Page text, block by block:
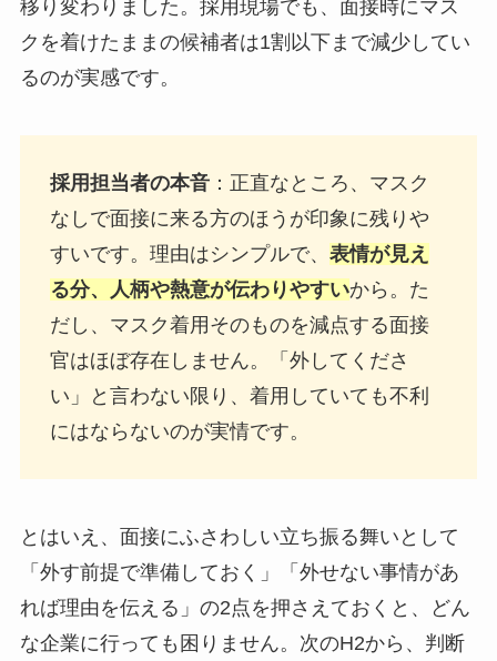
移り変わりました。採用現場でも、面接時にマス
クを着けたままの候補者は1割以下まで減少してい
るのが実感です。
採用担当者の本音：正直なところ、マスク
なしで面接に来る方のほうが印象に残りや
すいです。理由はシンプルで、 表情が見え
る分、人柄や熱意が伝わりやすいから。た
だし、マスク着用そのものを減点する面接
官はほぼ存在しません。「外してくださ
い」と言わない限り、着用していても不利
にはならないのが実情です。
とはいえ、面接にふさわしい立ち振る舞いとして
「外す前提で準備しておく」「外せない事情があ
れば理由を伝える」の2点を押さえておくと、どん
な企業に行っても困りません。次のH2から、判断